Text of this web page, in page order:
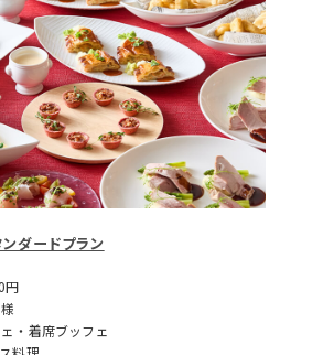
ダードプラン
円
・着席ブッフェ